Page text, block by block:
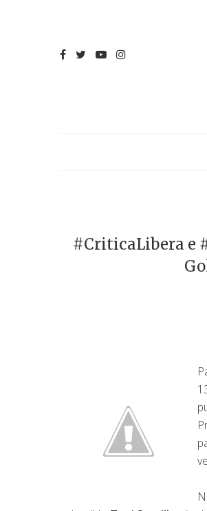
#CriticaLibera e